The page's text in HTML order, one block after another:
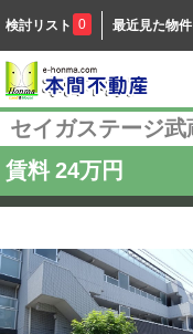
検討リスト 0 最近見た物件
セイガステージ
賃料 24万円